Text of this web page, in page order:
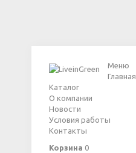
Меню
Главная
Каталог
О компании
Новости
Условия работы
Контакты
Корзина 0